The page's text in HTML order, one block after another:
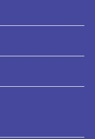
テスト・定例試験）
行います。さらに教
ひとりの学習意欲を
合格力を高めてい